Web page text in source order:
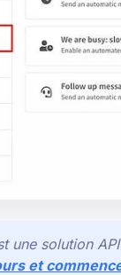
une solution
et